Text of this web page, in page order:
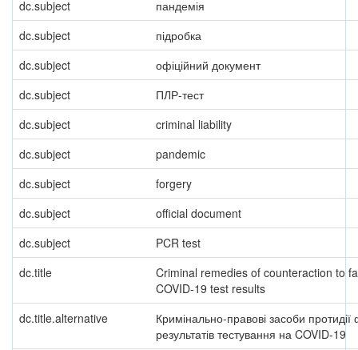
dc.subject
пандемія
dc.subject
підробка
dc.subject
офіційний документ
dc.subject
ПЛР-тест
dc.subject
criminal liability
dc.subject
pandemic
dc.subject
forgery
dc.subject
official document
dc.subject
PCR test
dc.title
Criminal remedies of counteraction to
COVID-19 test results
dc.title.alternative
Кримінально-правові засоби протидії
результатів тестування на COVID-19